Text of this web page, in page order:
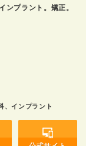
ンプラント。矯正。
、インプラント